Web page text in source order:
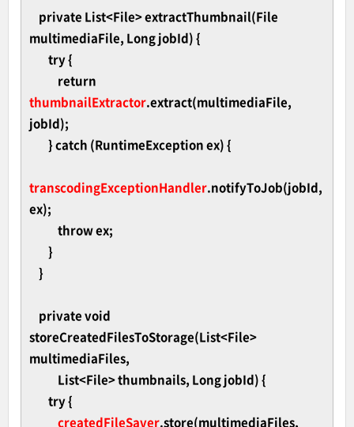
private List<File> extractThumbnail(File
multimediaFile, Long jobId) {
try {
return
thumbnailExtractor.extract(multimediaFile,
jobId);
} catch (RuntimeException ex) {
transcodingExceptionHandler.notifyToJob(jobId,
ex);
throw ex;
}
}
private void
storeCreatedFilesToStorage(List<File>
multimediaFiles,
List<File> thumbnails, Long jobId) {
try {
createdFileSaver.store(multimediaFiles,